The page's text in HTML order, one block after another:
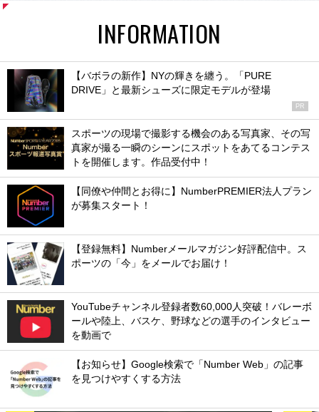
INFORMATION
【バボラの新作】NYの輝きを纏う。「PURE
DRIVE」と最新シューズに限定モデルが登場
PR
スポーツの現場で撮影する機会のある写真家、その写
真家が撮る一瞬のシーンにスポットをあてるコンテス
トを開催します。作品受付中！
【同僚や仲間とお得に】NumberPREMIER法人プラン
が募集スタート！
【登録無料】Numberメールマガジン好評配信中。ス
ポーツの「今」をメールでお届け！
YouTubeチャンネル登録者数60,000人突破！バレーボ
ールや陸上、バスケ、野球などの選手のインタビュー
を動画で
【お知らせ】Google検索で「Number Web」の記事
を見つけやすくする方法